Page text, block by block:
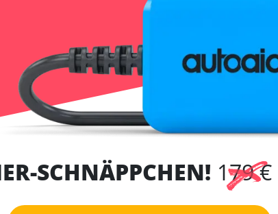
SCHNÄPPCHEN! 179 €